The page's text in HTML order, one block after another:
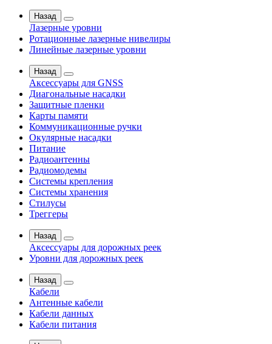
Назад
Лазерные уровни
Ротационные лазерные нивелиры
Линейные лазерные уровни
Назад
Аксессуары для GNSS
Диагональные насадки
Защитные пленки
Карты памяти
Коммуникационные ручки
Окулярные насадки
Питание
Радиоантенны
Радиомодемы
Системы крепления
Системы хранения
Стилусы
Треггеры
Назад
Аксессуары для дорожных реек
Уровни для дорожных реек
Назад
Кабели
Антенные кабели
Кабели данных
Кабели питания